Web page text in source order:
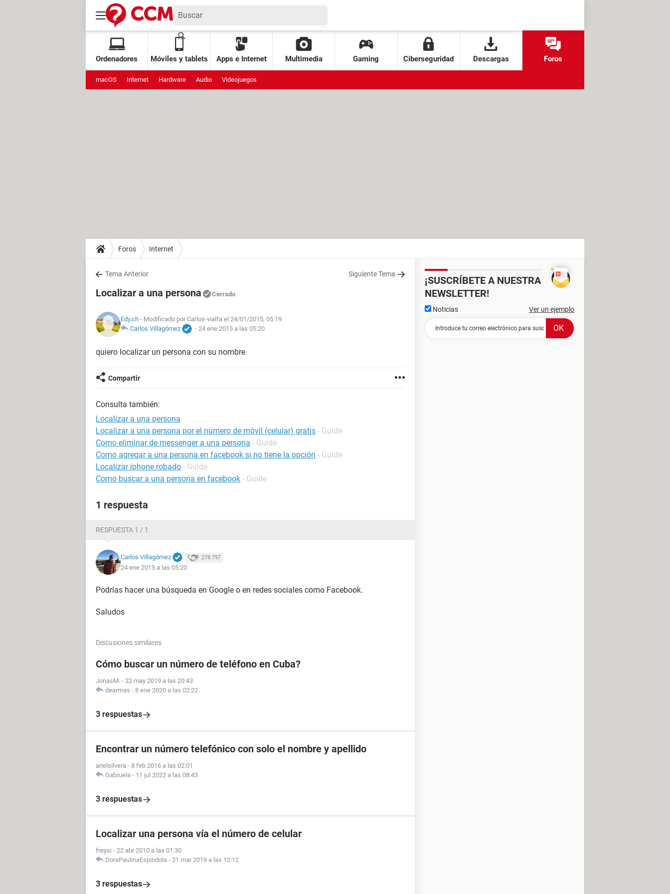
Ordenadores Móviles y tablets Apps e Internet Multimedia Gaming Ciberseguridad Descargas Foros
macOS Internet Hardware Audio Videojuegos
Foros Internet
Tema Anterior Siguiente Tema
Localizar a una persona Cerrado
Edy.ch - Modificado por Carlos-vialfa el 24/01/2015, 05:19
Carlos Villagómez
- 24 ene 2015 a las 05:20
quiero localizar un persona con su nombre
Compartir
Consulta también:
Localizar a una persona
Localizar a una persona por el número de móvil (celular) gratis - Guide
Como eliminar de messenger a una persona - Guide
Como agregar a una persona en facebook si no tiene la opción - Guide
Localizar iphone robado - Guide
Como buscar a una persona en facebook - Guide
1 respuesta
RESPUESTA 1 / 1
Carlos Villagómez 278.797
24 ene 2015 a las 05:20
Podrías hacer una búsqueda en Google o en redes sociales como Facebook.
Saludos
Discusiones similares
Cómo buscar un número de teléfono en Cuba?
JonasM. - 22 may 2019 a las 20:43
dearmas - 8 ene 2020 a las 02:22
3 respuestas
Encontrar un número telefónico con solo el nombre y apellido
arielsilvera - 8 feb 2016 a las 02:01
Gabruela - 11 jul 2022 a las 08:43
3 respuestas
Localizar una persona vía el número de celular
freysi - 22 abr 2010 a las 01:30
DoraPaulinaEspindola - 21 mar 2019 a las 12:12
3 respuestas
¡SUSCRÍBETE A NUESTRA
NEWSLETTER!
Noticias Ver un ejemplo